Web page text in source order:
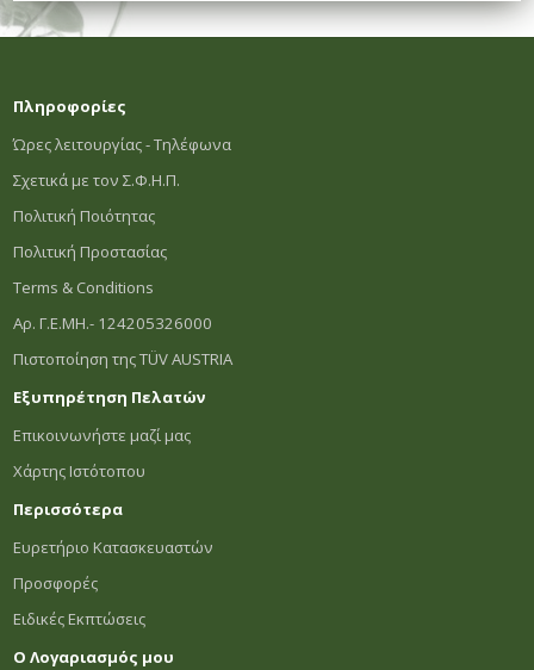
Πληροφορίες
Ώρες λειτουργίας - Τηλέφωνα
Σχετικά με τον Σ.Φ.Η.Π.
Πολιτική Ποιότητας
Πολιτική Προστασίας
Terms & Conditions
Αρ. Γ.Ε.ΜΗ.- 124205326000
Πιστοποίηση της TÜV AUSTRIA
Εξυπηρέτηση Πελατών
Επικοινωνήστε μαζί μας
Χάρτης Ιστότοπου
Περισσότερα
Ευρετήριο Κατασκευαστών
Προσφορές
Ειδικές Εκπτώσεις
Ο Λογαριασμός μου